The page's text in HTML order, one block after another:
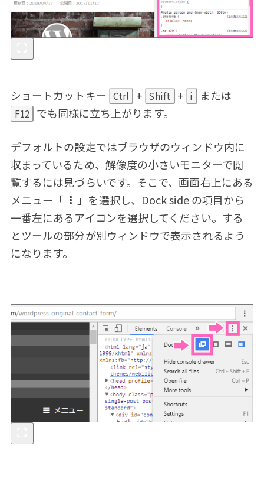
ショートカットキー Ctrl + Shift + i または
F12 でも同様に立ち上がります。
デフォルトの設定ではブラウザのウィンドウ内に
収まっているため、解像度の小さいモニターで閲
覧するには見づらいです。そこで、画面右上にある
メニュー「
」を選択し、Dock side の項目から
一番左にあるアイコンを選択してください。する
とツールの部分が別ウィンドウで表示されるよう
になります。